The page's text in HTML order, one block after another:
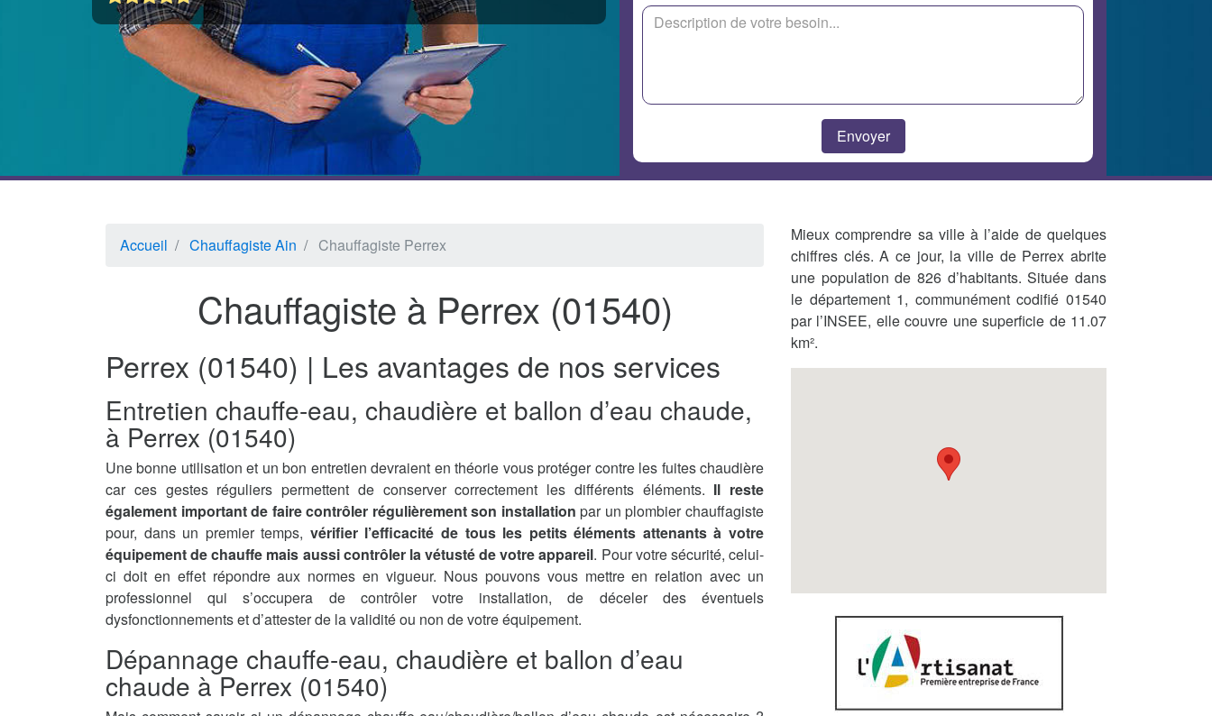
Accueil Chauffagiste Ain Chauffagiste Perrex
Chauffagiste à Perrex (01540)
Perrex (01540) | Les avantages de nos services
Entretien chauffe-eau, chaudière et ballon d’eau chaude,
à Perrex (01540)
Une bonne utilisation et un bon entretien devraient en théorie vous protéger contre les fuites chaudière
car ces gestes réguliers permettent de conserver correctement les différents éléments. Il reste
également important de faire contrôler régulièrement son installation par un plombier chauffagiste
pour, dans un premier temps, vérifier l’efficacité de tous les petits éléments attenants à votre
équipement de chauffe mais aussi contrôler la vétusté de votre appareil. Pour votre sécurité, celui-
ci doit en effet répondre aux normes en vigueur. Nous pouvons vous mettre en relation avec un
professionnel qui s’occupera de contrôler votre installation, de déceler des éventuels
dysfonctionnements et d’attester de la validité ou non de votre équipement.
Dépannage chauffe-eau, chaudière et ballon d’eau
chaude à Perrex (01540)
Mieux comprendre sa ville à l’aide de quelques
chiffres clés. A ce jour, la ville de Perrex abrite
une population de 826 d’habitants. Située dans
le département 1, communément codifié 01540
par l’INSEE, elle couvre une superficie de 11.07
km².